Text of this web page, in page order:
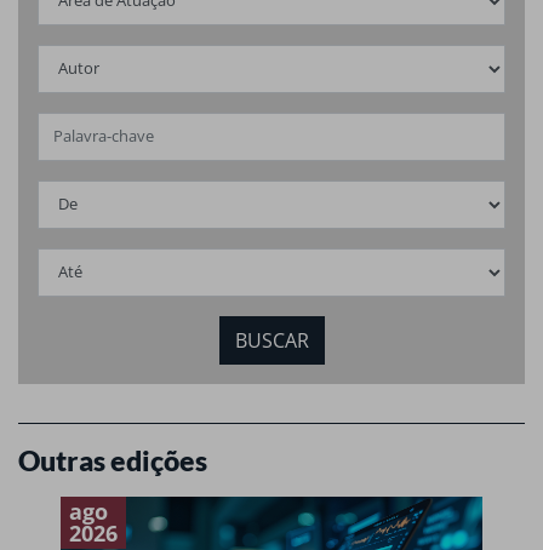
Outras edições
ago
2026